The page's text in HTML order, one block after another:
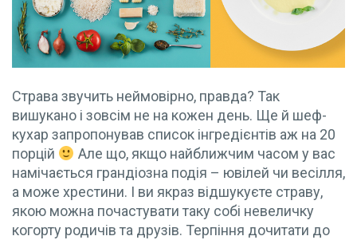
Страва звучить неймовірно, правда? Так
вишукано і зовсім не на кожен день. Ще й шеф-
кухар запропонував список інгредієнтів аж на 20
порцій
Але що, якщо найближчим часом у вас
намічається грандіозна подія – ювілей чи весілля,
а може хрестини. І ви якраз відшукуєте страву,
якою можна почастувати таку собі невеличку
когорту родичів та друзів. Терпіння дочитати до